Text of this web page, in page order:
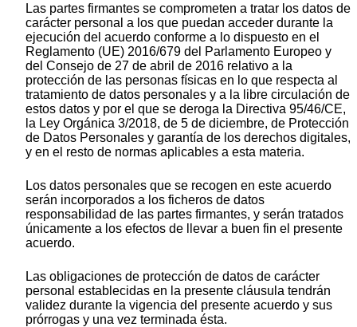
Las partes firmantes se comprometen a tratar los datos de
carácter personal a los que puedan acceder durante la
ejecución del acuerdo conforme a lo dispuesto en el
Reglamento (UE) 2016/679 del Parlamento Europeo y
del Consejo de 27 de abril de 2016 relativo a la
protección de las personas físicas en lo que respecta al
tratamiento de datos personales y a la libre circulación de
estos datos y por el que se deroga la Directiva 95/46/CE,
la Ley Orgánica 3/2018, de 5 de diciembre, de Protección
de Datos Personales y garantía de los derechos digitales,
y en el resto de normas aplicables a esta materia.
Los datos personales que se recogen en este acuerdo
serán incorporados a los ficheros de datos
responsabilidad de las partes firmantes, y serán tratados
únicamente a los efectos de llevar a buen fin el presente
acuerdo.
Las obligaciones de protección de datos de carácter
personal establecidas en la presente cláusula tendrán
validez durante la vigencia del presente acuerdo y sus
prórrogas y una vez terminada ésta.